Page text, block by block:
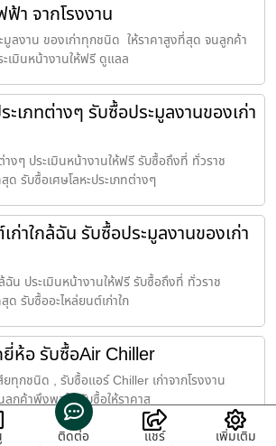
ฟ้า จากโรงงาน
มูลงาน ของเก่าทุกชนิด ให้ราคาสูงที่สุด จนลูกค้า
เมินหน้างานให้ฟรี ดูแลล
ะเภทต่างๆ รับซื้อประมูลงานของเก่า
างๆ ประเมินหน้างานให้ฟรี รับซื้อถึงที่ ทั่วราช
ด รับซื้อเศษโลหะประเภทต่างๆ
ก่าใกล้ฉัน รับซื้อประมูลงานของเก่า
ฉัน ประเมินหน้างานให้ฟรี รับซื้อถึงที่ ทั่วราช
ด รับซื้ออะไหล่ยนต์เก่าใก
ห้อ รับซื้อAir Chiller
ยทุกชนิด , รับซื้อแอร์ Chiller เก่าจากโรงงาน
ลูกค้าพึงพอใจ รับซื้อให้ราคาส
ติดต่อ แชร์ เพิ่มเติม